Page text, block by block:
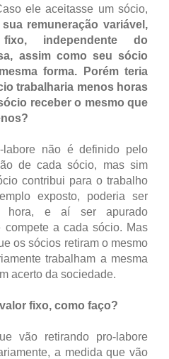
ele aceitasse um sócio,
remuneração variável,
independente do
assim como seu sócio
forma. Porém teria
trabalharia menos horas
receber o mesmo que
labore não é definido pelo
de cada sócio, mas sim
contribui para o trabalho
exposto, poderia ser
hora, e aí ser apurado
compete a cada sócio. Mas
os sócios retiram o mesmo
trabalham a mesma
acerto da sociedade.
fixo, como faço?
vão retirando pro-labore
a medida que vão